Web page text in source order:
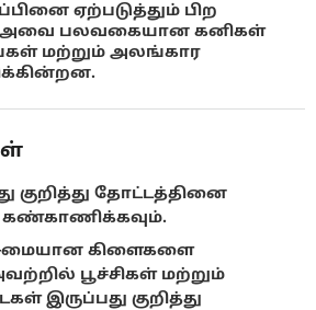
ஏற்படுத்தும் பிற
அவை பலவகையான கனிகள்
மற்றும் அலங்கார
குறித்து தோட்டத்தினை
கண்காணிக்கவும்.
கிளைகளை
பூச்சிகள் மற்றும்
இருப்பது குறித்து